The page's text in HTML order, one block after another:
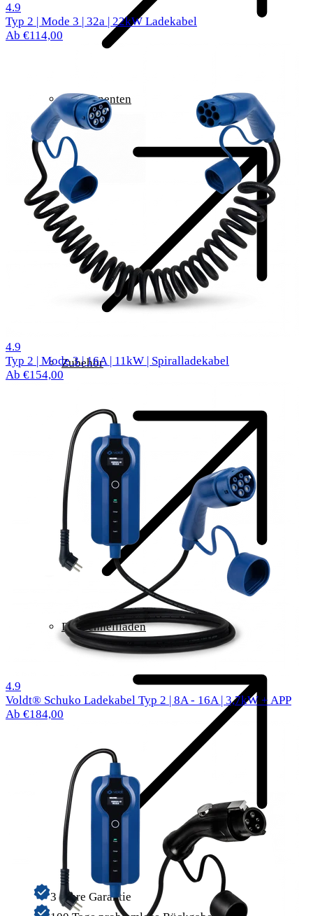
Komponenten
Zubehör
DC-Schnellladen
3 Jahre Garantie
4.9
Typ 2 | Mode 3 | 32a | 22kW Ladekabel
Ab €114,00
4.9
Typ 2 | Mode 3 | 16A | 11kW | Spiralladekabel
Ab €154,00
4.9
Voldt® Schuko Ladekabel Typ 2 | 8A - 16A | 3,7kW + APP
Ab €184,00